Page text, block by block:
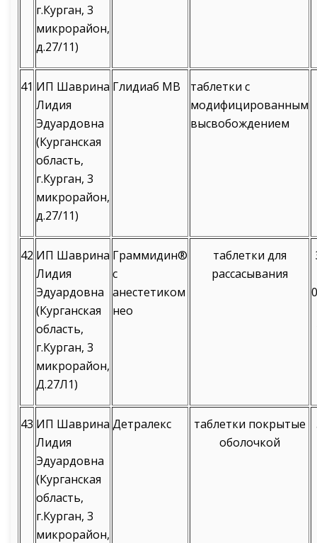
г.Курган, 3
микрорайон,
д.27/11)
41 ИП Шаврина
Лидия
Эдуардовна
(Курганская
область,
г.Курган, 3
микрорайон,
д.27/11)
Глидиаб МВ
таблетки с
модифицированным
высвобождением
42 ИП Шаврина
Лидия
Эдуардовна
(Курганская
область,
г.Курган, 3
микрорайон,
Д.27Л1)
Граммидин®
с
анестетиком
нео
таблетки для
рассасывания
43 ИП Шаврина
Лидия
Эдуардовна
(Курганская
область,
г.Курган, 3
микрорайон,
Детралекс
таблетки покрытые
оболочкой